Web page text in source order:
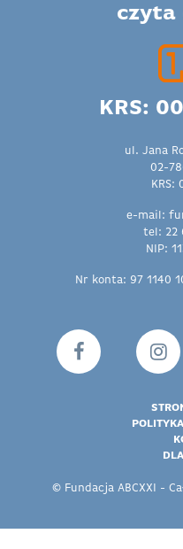
czyta
KRS:
ul. Jana
02-
KRS:
e-mail:
tel: 22
NIP:
Nr konta: 97 1140
© Fundacja ABCXXI -